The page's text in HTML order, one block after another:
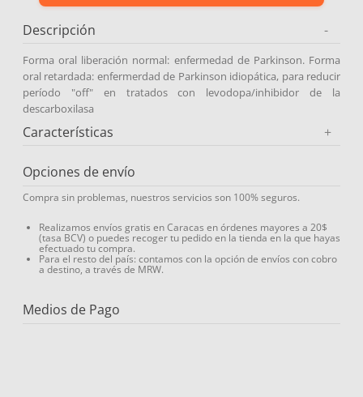
Descripción -
Forma oral liberación normal: enfermedad de Parkinson. Forma
oral retardada: enfermerdad de Parkinson idiopática, para reducir
período "off" en tratados con levodopa/inhibidor de la
descarboxilasa
Características +
Opciones de envío
Compra sin problemas, nuestros servicios son 100% seguros.
Realizamos envíos gratis en Caracas en órdenes mayores a 20$
(tasa BCV) o puedes recoger tu pedido en la tienda en la que hayas
efectuado tu compra.
Para el resto del país: contamos con la opción de envíos con cobro
a destino, a través de MRW.
Medios de Pago